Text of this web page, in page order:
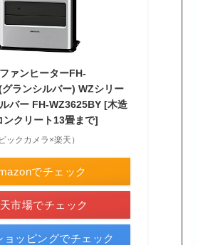
ァンヒーターFH-
ランシルバー) WZシリー
バー FH-WZ3625BY [木造
ンクリート13畳まで]
ックカメラ×楽天）
でチェック
市場でチェック
ョッピングでチェック